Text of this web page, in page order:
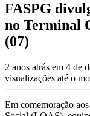
FASPG
no Terminal
(07)
2 anos atrás em 4 de
visualizações até o
Em comemoração